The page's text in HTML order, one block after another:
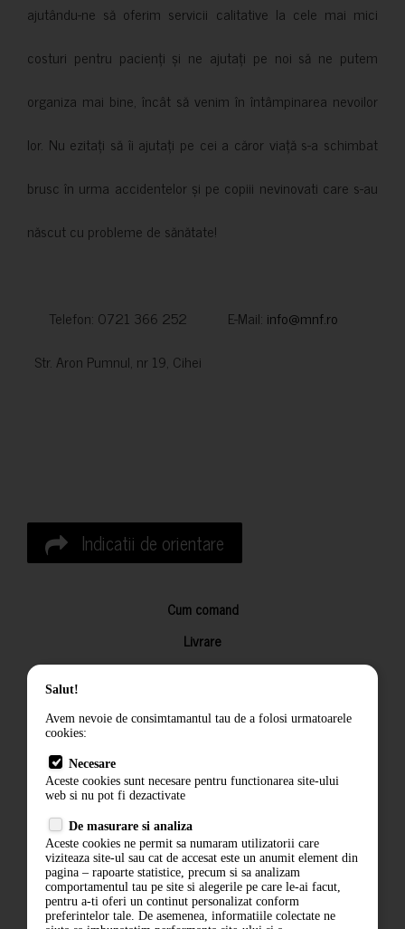
ajutându-ne să oferim servicii calitative la cele mai mici
costuri pentru pacienți și ne ajutați pe noi să ne putem
organiza mai bine, încât să venim în întâmpinarea nevoilor
lor. Nu ezitați să îi ajutați pe cei a căror viață s-a schimbat
brusc în urma accidentelor și pe copiii nevinovati care s-au
născut cu probleme de sănătate!
Telefon: 0721 366 252 E-Mail: info@mnf.ro
Str. Aron Pumnul, nr 19, Cihei
Indicatii de orientare
Cum comand
Livrare
Returnarea produselor
Termeni si conditii
Politica de confidentialitate
ANPC
Salut!
Avem nevoie de consimtamantul tau de a folosi urmatoarele
cookies:
Necesare
Aceste cookies sunt necesare pentru functionarea site-ului
web si nu pot fi dezactivate
De masurare si analiza
Aceste cookies ne permit sa numaram utilizatorii care
viziteaza site-ul sau cat de accesat este un anumit element din
pagina – rapoarte statistice, precum si sa analizam
comportamentul tau pe site si alegerile pe care le-ai facut,
pentru a-ti oferi un continut personalizat conform
preferintelor tale. De asemenea, informatiile colectate ne